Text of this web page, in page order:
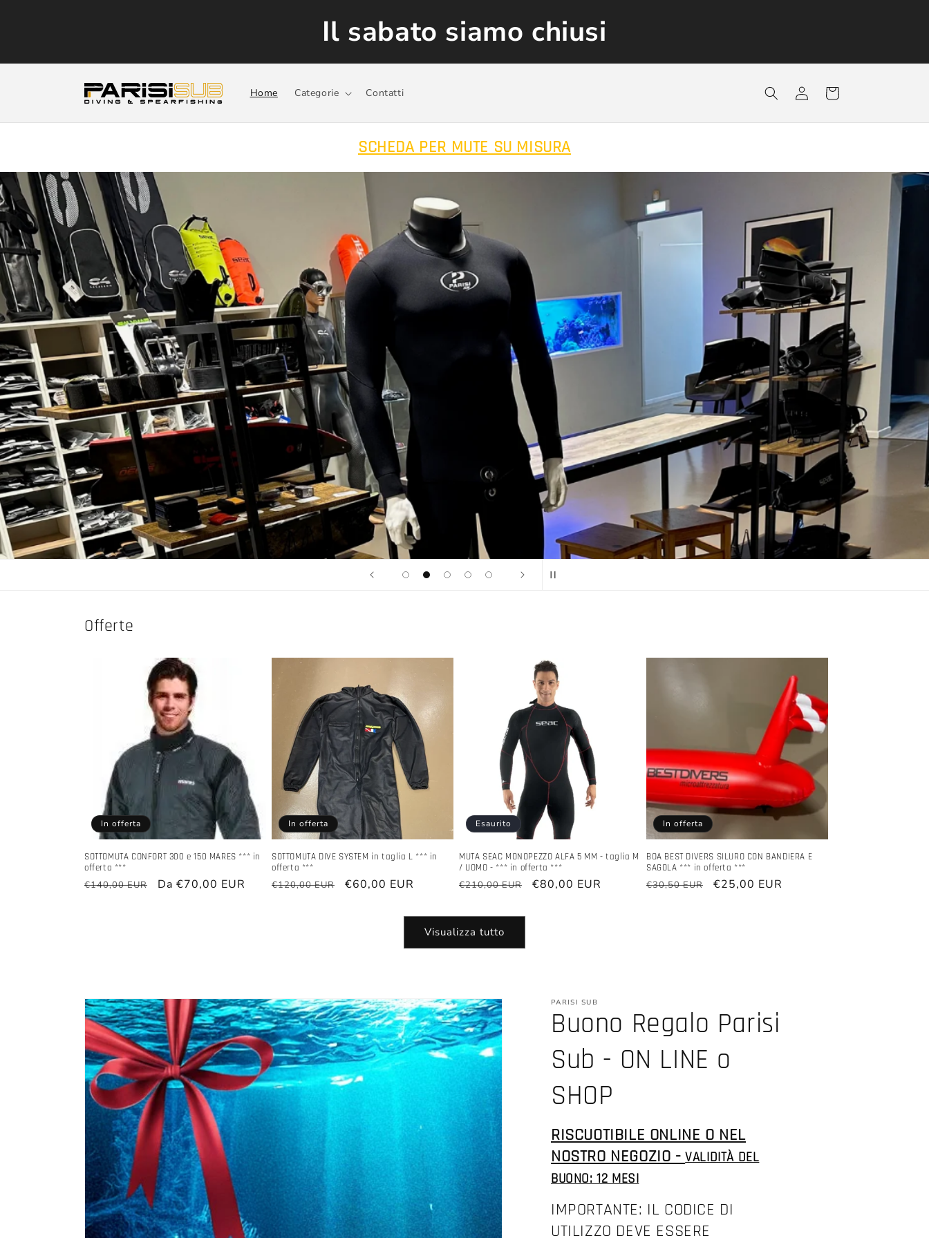
Il sabato siamo chiusi
Home Categorie Contatti Accedi Carrello
SCHEDA PER MUTE SU MISURA
Offerte
In offerta
SOTTOMUTA CONFORT 300 e 150 MARES *** in
offerta ***
Prezzo
€140,00 EUR
Prezzo
Da €70,00 EUR
In offerta
SOTTOMUTA DIVE SYSTEM in taglia L *** in
offerta ***
Prezzo
€120,00 EUR
Prezzo
€60,00 EUR
Esaurito
MUTA SEAC MONOPEZZO ALFA 5 MM - taglia M
/ UOMO - *** in offerta ***
Prezzo
listino
€210,00 EUR
Prezzo
€80,00 EUR
In offerta
BOA BEST DIVERS SILURO CON BANDIERA E
SAGOLA *** in offerta ***
Prezzo
€30,50 EUR
Prezzo
€25,00 EUR
Visualizza tutto
Passa alle
informazioni
sul prodotto
PARISI SUB
Buono Regalo Parisi
Sub - ON LINE o
SHOP
RISCUOTIBILE ONLINE O NEL
NOSTRO NEGOZIO -VALIDITÀ DEL
BUONO: 12 MESI
IMPORTANTE: IL CODICE DI
UTILIZZO DEVE ESSERE